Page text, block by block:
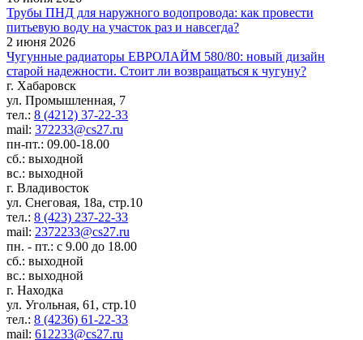
Трубы ПНД для наружного водопровода: как провести
питьевую воду на участок раз и навсегда?
2 июня 2026
Чугунные радиаторы ЕВРОЛАЙМ 580/80: новый дизайн
старой надежности. Стоит ли возвращаться к чугуну?
г. Хабаровск
ул. Промышленная, 7
тел.: 8 (4212) 37-22-33
mail: 372233@cs27.ru
пн-пт.: 09.00-18.00
сб.: выходной
вс.: выходной
г. Владивосток
ул. Снеговая, 18а, стр.10
тел.: 8 (423) 237-22-33
mail: 2372233@cs27.ru
пн. - пт.: с 9.00 до 18.00
сб.: выходной
вс.: выходной
г. Находка
ул. Угольная, 61, стр.10
тел.: 8 (4236) 61-22-33
mail: 612233@cs27.ru